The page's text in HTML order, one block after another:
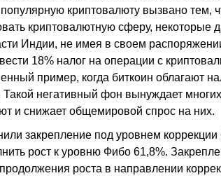
криптовалюту вызвано тем,
криптовалютную сферу, некоторые
Индии, не имея в своем
18% налог на операции с
пример, когда биткоин облагают
Такой негативный фон вынуждает
и снижает общемировой спрос на них.
закрепление под уровнем
рост к уровню Фибо 61,8%.
роста в направлении